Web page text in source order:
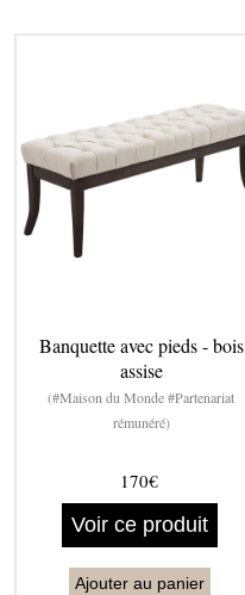
Banquette avec pieds - bois
assise
(#Maison du Monde #Partenariat
rémunéré)
170€
Voir ce produit
Ajouter au panier